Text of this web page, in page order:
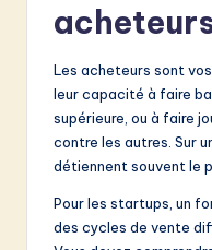
Les acheteurs sont
leur capacité à faire
supérieure, ou à faire
contre les autres. Sur
détiennent souvent le
Pour les startups, un
des cycles de vente